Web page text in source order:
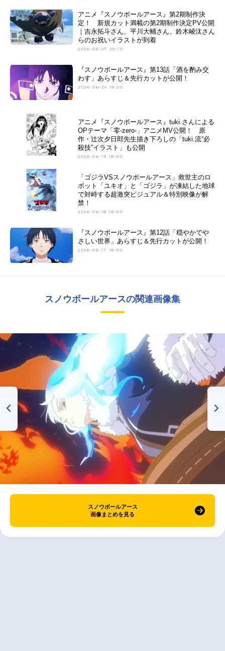
アニメ『スノウボールアース』第2期制作決
定！ 新規カット満載の第2期制作決定PV公開
｜吉永拓斗さん、平川大輔さん、鈴木崚汰さん
らのお祝いイラストが到着
2026-06-27 00:10
『スノウボールアース』第13話「酒を酌み交
わす」あらすじ＆先行カットが公開！
2026-06-24 18:00
アニメ『スノウボールアース』tuki.さんによる
OPテーマ「零-zero-」アニメMV公開！ 原
作・辻次夕日郎先生描き下ろしの「tuki.流“必
殺技”イラスト」も公開
2026-06-19 18:00
「ゴジラVSスノウボールアース」救世主のロ
ボット「ユキオ」と「ゴジラ」が凍結した地球
で対峙する超激突ビジュアル＆特別映像が解
禁！
2026-06-18 18:00
『スノウボールアース』第12話「穏やかでや
さしい世界」あらすじ＆先行カットが公開！
2026-06-17 18:00
スノウボールアースの関連画像集
スノウボールアース
画像まとめを見る